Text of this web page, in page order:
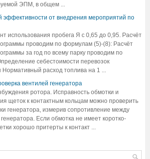
ЭПМ, в общем ...
эффективности от внедрения мероприятий по
использования пробега Я с 0,65 до 0,95. Расчёт
проводим по формулам (5)-(8): Расчёт
за год по всему парку проводим по
себестоимости перевозок
расход топлива на 1 ...
вентилей генератора
ротора. Исправность обмотки и
щеток к контактным кольцам можно проверить
генератора, измерив сопротивление между
Если обмотка не имеет коротко-
хорошо притерты к контакт ...